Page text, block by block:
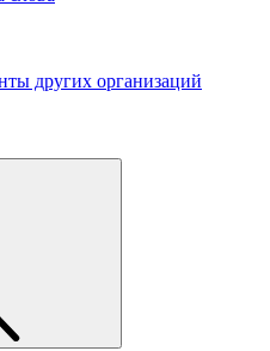
других организаций